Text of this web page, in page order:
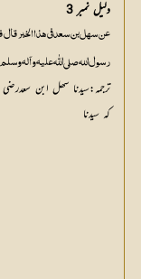
دلیل نمبر 3
عن سهل بن سعد في هذا الخبر قال
رسول الله صلی اللّٰه علیہ وآلہ وسلم
ترجمہ:سیدنا سھل ابن
کہ سیدنا